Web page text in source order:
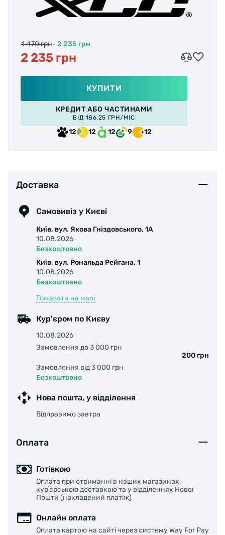
4 470 грн- 2 235 грн
2 235 грн
КУПИТИ
КРЕДИТ АБО ЧАСТИНАМИ
ВІД 186.25 ГРН/МІС
12 12 12 9 12
Доставка
Самовивіз у Києві
Київ, вул. Якова Гніздовського, 1А
10.08.2026
Безкоштовно
Київ, вул. Рональда Рейгана, 1
10.08.2026
Безкоштовно
Показати на мапі
Кур'єром по Києву
10.08.2026
Замовлення до 3 000 грн
200 грн
Замовлення від 3 000 грн
Безкоштовно
Нова пошта, у відділення
Відправимо завтра
Оплата
Готівкою
Оплата при отриманні в наших магазинах,
курʼєрською доставкою та у відділеннях Нової
Пошти (накладений платіж)
Онлайн оплата
Оплата картою на сайті через систему Way For Pay